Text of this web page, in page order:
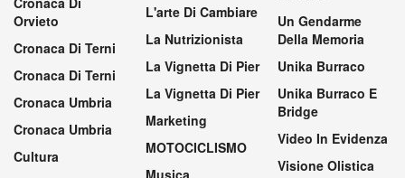
Orvieto
Cronaca Di Terni
Cronaca Di Terni
Cronaca Umbria
Cronaca Umbria
Cultura
L'arte Di Cambiare
La Nutrizionista
La Vignetta Di Pier
La Vignetta Di Pier
Marketing
MOTOCICLISMO
Musica
Un Gendarme
Della Memoria
Unika Burraco
Unika Burraco E
Bridge
Video In Evidenza
Visione Olistica